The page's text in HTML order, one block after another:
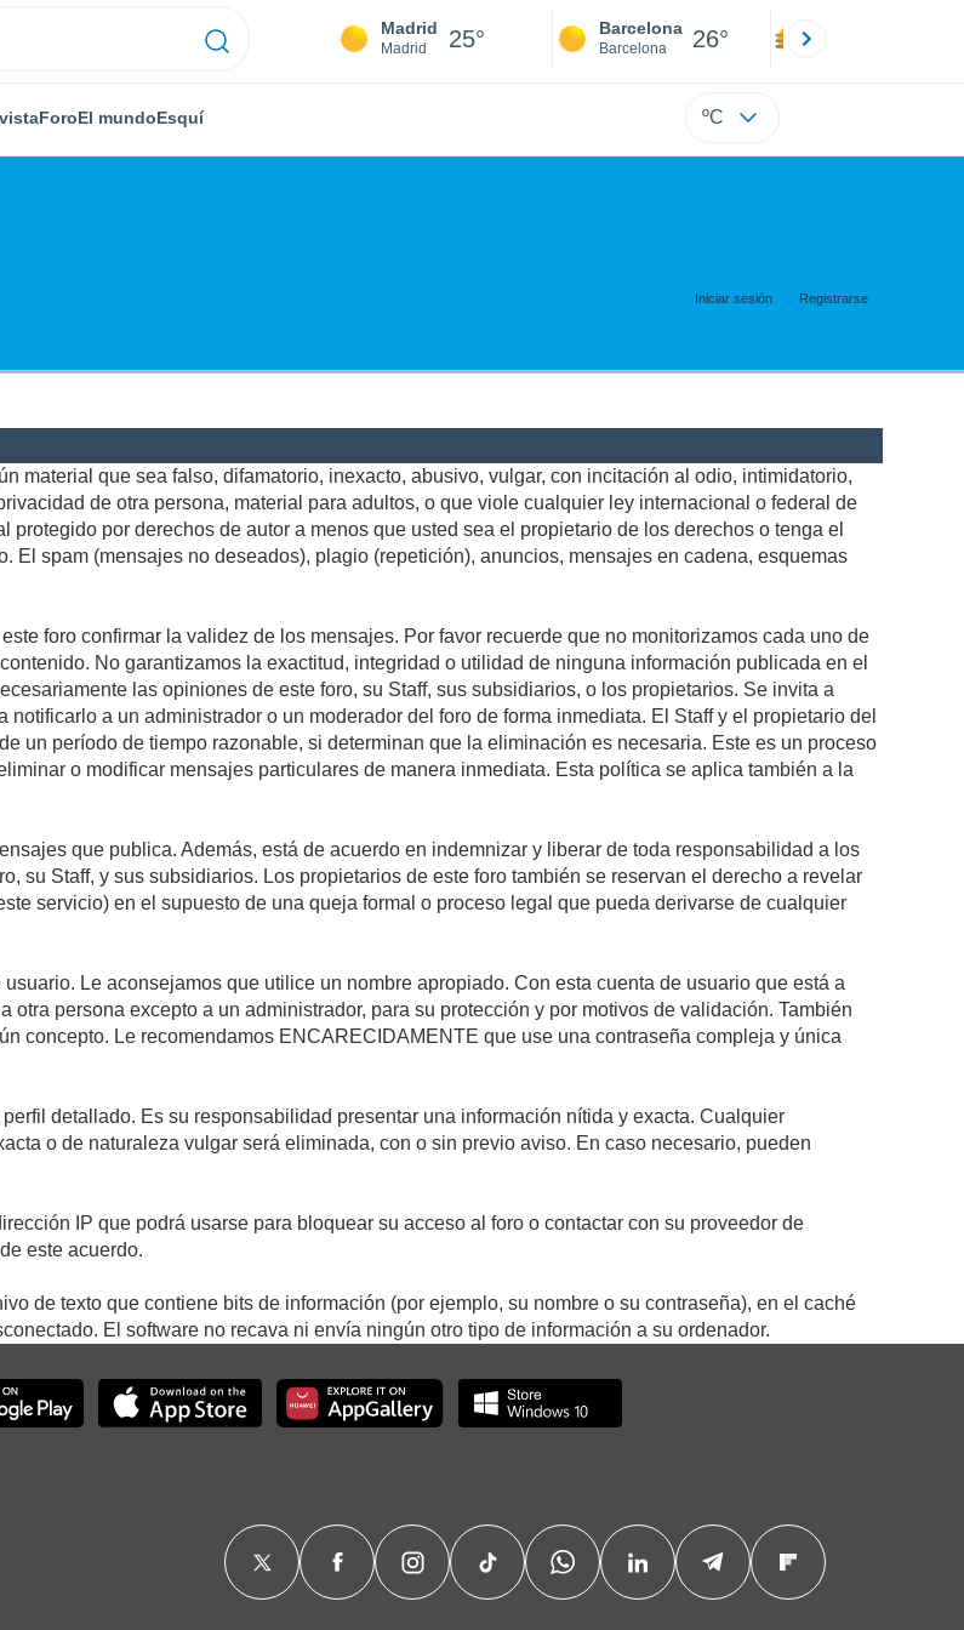
Madrid
Madrid 25° Barcelona
Barcelona 26°
ForoEl mundoEsquí ºC
Iniciar sesión Registrarse
material que sea falso, difamatorio, inexacto, abusivo, vulgar, con incitación al odio, intimidatorio,
de otra persona, material para adultos, o que viole cualquier ley internacional o federal de
por derechos de autor a menos que usted sea el propietario de los derechos o tenga el
El spam (mensajes no deseados), plagio (repetición), anuncios, mensajes en cadena, esquemas
foro confirmar la validez de los mensajes. Por favor recuerde que no monitorizamos cada uno de
No garantizamos la exactitud, integridad o utilidad de ninguna información publicada en el
las opiniones de este foro, su Staff, sus subsidiarios, o los propietarios. Se invita a
a un administrador o un moderador del foro de forma inmediata. El Staff y el propietario del
un período de tiempo razonable, si determinan que la eliminación es necesaria. Este es un proceso
o modificar mensajes particulares de manera inmediata. Esta política se aplica también a la
que publica. Además, está de acuerdo en indemnizar y liberar de toda responsabilidad a los
su Staff, y sus subsidiarios. Los propietarios de este foro también se reservan el derecho a revelar
servicio) en el supuesto de una queja formal o proceso legal que pueda derivarse de cualquier
Le aconsejamos que utilice un nombre apropiado. Con esta cuenta de usuario que está a
otra persona excepto a un administrador, para su protección y por motivos de validación. También
concepto. Le recomendamos ENCARECIDAMENTE que use una contraseña compleja y única
detallado. Es su responsabilidad presentar una información nítida y exacta. Cualquier
o de naturaleza vulgar será eliminada, con o sin previo aviso. En caso necesario, pueden
IP que podrá usarse para bloquear su acceso al foro o contactar con su proveedor de
este acuerdo.
de texto que contiene bits de información (por ejemplo, su nombre o su contraseña), en el caché
El software no recava ni envía ningún otro tipo de información a su ordenador.